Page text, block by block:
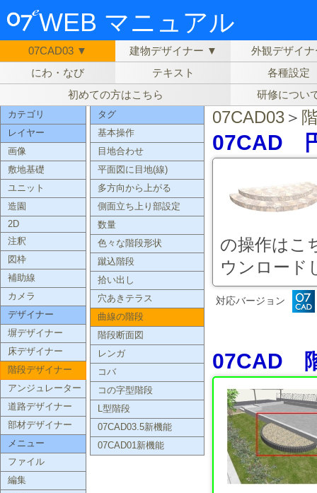
WEB マニュアル
07CAD03 ▼ 建物デザイナー ▼
外観デザイナ
にわ・なび
テキスト
各種設定
初めての方はこちら
研修につい
カテゴリ
レイヤー
画像
敷地基礎
ユニット
造園
2D
注釈
図枠
補助線
カメラ
デザイナー
塀デザイナー
床デザイナー
階段デザイナー
アンジュレーター
道路デザイナー
部材デザイナー
メニュー
ファイル
編集
タグ
基本操作
目地合わせ
平面図に目地(線)
多方向から上がる
側面立ち上り部設定
数量
色々な階段形状
蹴込階段
拾い出し
穴あきテラス
曲線の階段
階段断面図
レンガ
コバ
コの字型階段
L型階段
07CAD03.5新機能
07CAD01新機能
07CAD03 ＞
07CAD
の操作はこ
ウンロード
対応バージョン
07CAD